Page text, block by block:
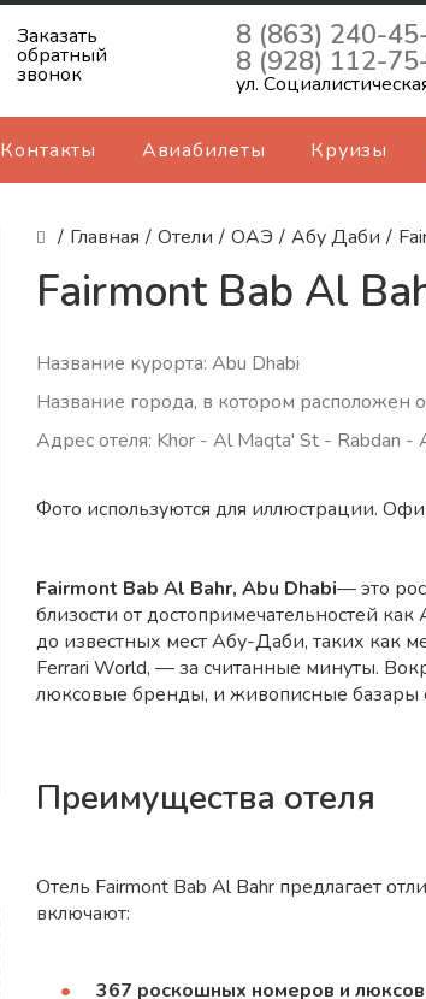
Заказать
обратный
звонок
8 (863) 240-
8 (928) 112-
ул.
Контакты Авиабилеты Круизы
/ Главная / Отели / ОАЭ / Абу Даби /
Fairmont Bab Al
Название курорта: Abu Dhabi
Название города, в котором расположен
Адрес отеля: Khor - Al Maqta' St - Rabdan
Фото используются для иллюстрации.
Fairmont Bab Al Bahr, Abu Dhabi— это
близости от достопримечательностей
до известных мест Абу-Даби, таких как
Ferrari World, — за считанные минуты.
люксовые бренды, и живописные базары
Преимущества отеля
Отель Fairmont Bab Al Bahr предлагает
включают:
367 роскошных номеров и люксов